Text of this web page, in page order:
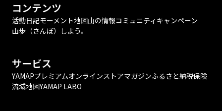
コンテンツ
活動日記モーメント地図山の情報コミュニティ キャンペーン
山歩（さんぽ）しよう。
サービス
YAMAPプレミアムオンラインストアマガジンふるさと納税保険
流域地図YAMAP LABO